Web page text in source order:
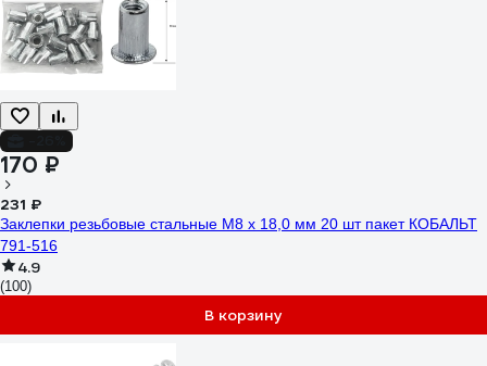
170 ₽
231 ₽
Заклепки резьбовые стальные M8 х 18,0 мм 20 шт пакет КОБАЛЬТ
791-516
4.9
(100)
В корзину